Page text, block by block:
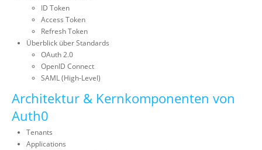
ID Token
Access Token
Refresh Token
Überblick über Standards
OAuth 2.0
OpenID Connect
SAML (High-Level)
Architektur & Kernkomponenten von
Auth0
Tenants
Applications